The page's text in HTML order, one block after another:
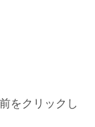
をクリックし